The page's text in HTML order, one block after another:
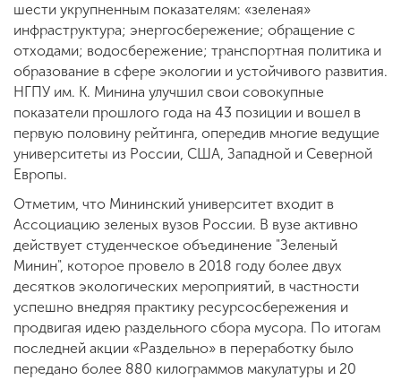
Приемная
комиссия
+7 (831) 262-26-20
шести укрупненным показателям: «зеленая»
инфраструктура; энергосбережение; обращение с
отходами; водосбережение; транспортная политика и
образование в сфере экологии и устойчивого развития.
НГПУ им. К. Минина улучшил свои совокупные
показатели прошлого года на 43 позиции и вошел в
первую половину рейтинга, опередив многие ведущие
университеты из России, США, Западной и Северной
Европы.
Отметим, что Мининский университет входит в
Ассоциацию зеленых вузов России. В вузе активно
действует студенческое объединение "Зеленый
Минин", которое провело в 2018 году более двух
десятков экологических мероприятий, в частности
успешно внедряя практику ресурсосбережения и
продвигая идею раздельного сбора мусора. По итогам
последней акции «Раздельно» в переработку было
передано более 880 килограммов макулатуры и 20